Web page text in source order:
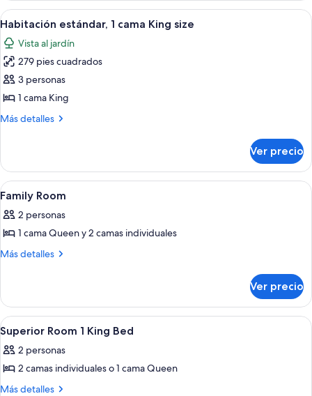
familiar,
1
habitación
Abrir
todas
las
fotos
de
Habitación
estándar,
King
size
Habitación de hotel con dos camas,
14
Habitación estándar, 1 cama King size
Vista al jardín
279 pies cuadrados
3 personas
1 cama King
Más detalles
Más
estándar,
cama
size
Ver precio
Abrir
todas
las
fotos
de
Camas con efecto memoria y caja
7
Family Room
2 personas
1 cama Queen y 2 camas individuales
Más detalles
Más
Room
Ver precio
Abrir
todas
las
fotos
de
Camas con efecto memoria y caja
5
Superior Room 1 King Bed
2 personas
2 camas individuales o 1 cama Queen
Más detalles
Más